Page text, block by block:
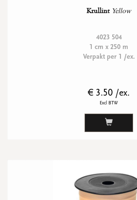
Krullint Yellow
4023 504
1 cm x 250 m
Verpakt per 1 /ex.
€ 3.50 /ex.
Excl BTW